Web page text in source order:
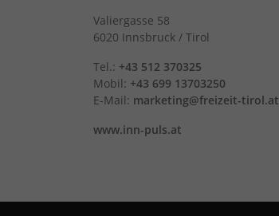
Valiergasse 58
6020 Innsbruck / Tirol
Tel.: +43 512 370325
Mobil: +43 699 13703250
E-Mail: marketing@freizeit-tirol.at
www.inn-puls.at